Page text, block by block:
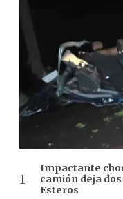
Impactante
camión deja
Esteros